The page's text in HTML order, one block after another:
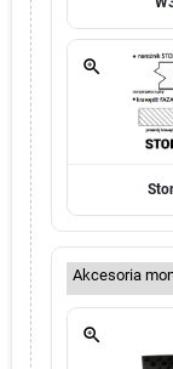
zoom_in
Akcesoria
zoom_in